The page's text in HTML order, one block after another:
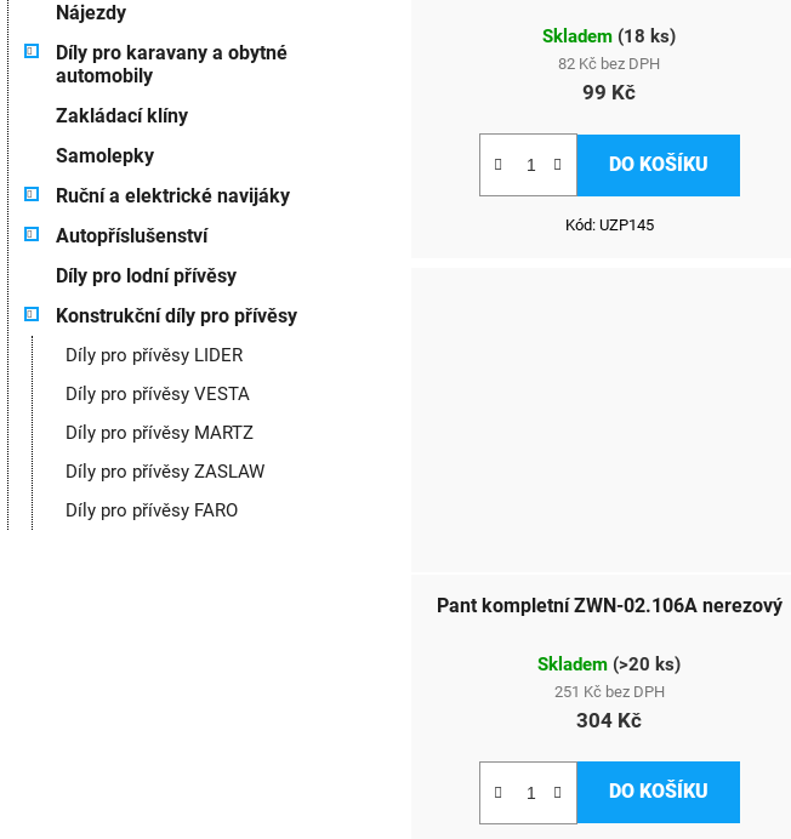
Nájezdy
Díly pro karavany a obytné
automobily
Zakládací klíny
Samolepky
Ruční a elektrické navijáky
Autopříslušenství
Díly pro lodní přívěsy
Konstrukční díly pro přívěsy
Díly pro přívěsy LIDER
Díly pro přívěsy VESTA
Díly pro přívěsy MARTZ
Díly pro přívěsy ZASLAW
Díly pro přívěsy FARO
Skladem (18 ks)
82 Kč bez DPH
99 Kč
DO KOŠÍKU
Kód: UZP145
Pant kompletní ZWN-02.106A nerezový
Skladem (>20 ks)
251 Kč bez DPH
304 Kč
DO KOŠÍKU